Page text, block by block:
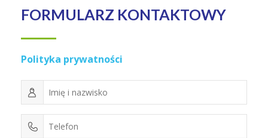
FORMULARZ KONTAKTOWY
Polityka prywatności